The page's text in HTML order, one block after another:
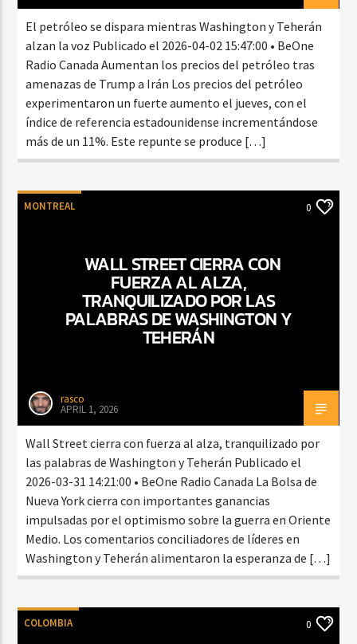
El petróleo se dispara mientras Washington y Teherán
alzan la voz Publicado el 2026-04-02 15:47:00 • BeOne
Radio Canada Aumentan los precios del petróleo tras
amenazas de Trump a Irán Los precios del petróleo
experimentaron un fuerte aumento el jueves, con el
índice de referencia estadounidense incrementándose
más de un 11%. Este repunte se produce […]
MONTREAL 0
WALL STREET CIERRA CON
FUERZA AL ALZA,
TRANQUILIZADO POR LAS
PALABRAS DE WASHINGTON Y
TEHERÁN
rasco
APRIL 1, 2026
Wall Street cierra con fuerza al alza, tranquilizado por
las palabras de Washington y Teherán Publicado el
2026-03-31 14:21:00 • BeOne Radio Canada La Bolsa de
Nueva York cierra con importantes ganancias
impulsadas por el optimismo sobre la guerra en Oriente
Medio. Los comentarios conciliadores de líderes en
Washington y Teherán alimentaron la esperanza de […]
COLOMBIA 0